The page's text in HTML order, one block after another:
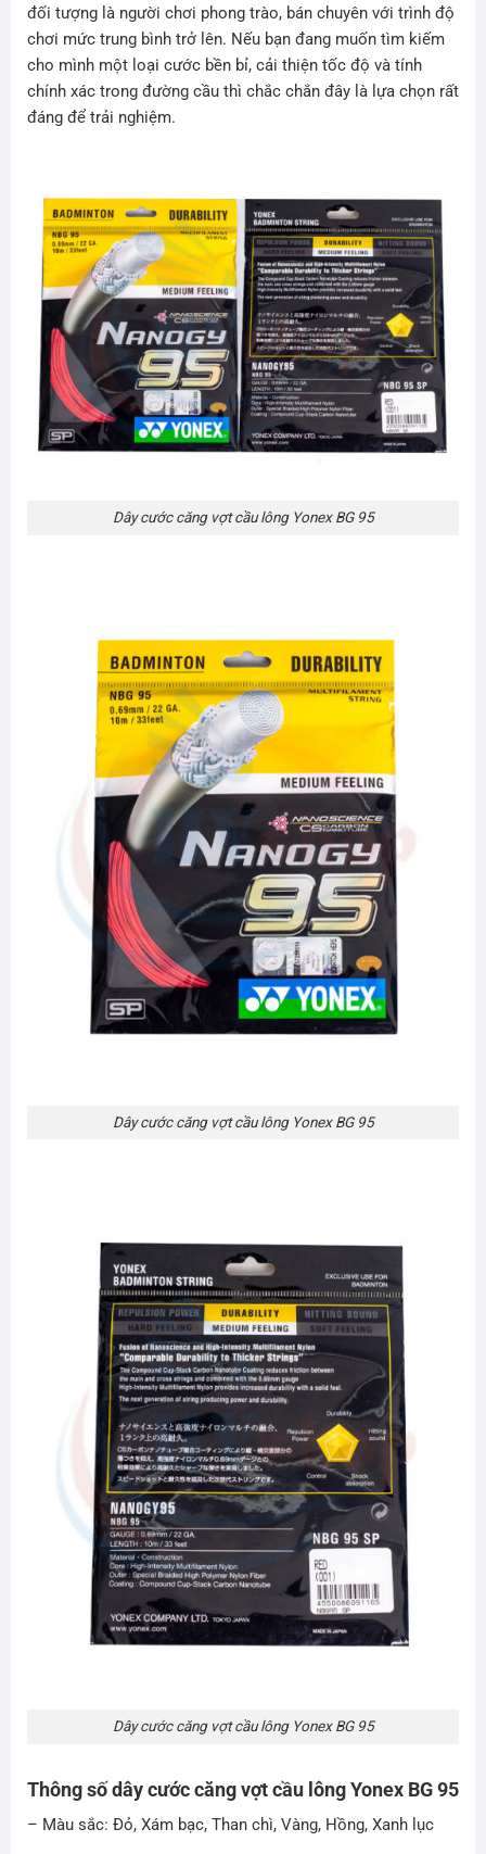
đối tượng là người chơi phong trào, bán chuyên với trình độ
chơi mức trung bình trở lên. Nếu bạn đang muốn tìm kiếm
cho mình một loại cước bền bỉ, cải thiện tốc độ và tính
chính xác trong đường cầu thì chắc chắn đây là lựa chọn rất
đáng để trải nghiệm.
Dây cước căng vợt cầu lông Yonex BG 95
Dây cước căng vợt cầu lông Yonex BG 95
Dây cước căng vợt cầu lông Yonex BG 95
Thông số dây cước căng vợt cầu lông Yonex BG 95
– Màu sắc: Đỏ, Xám bạc, Than chì, Vàng, Hồng, Xanh lục